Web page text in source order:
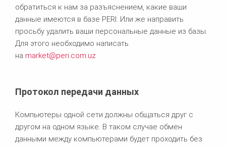
обратиться к нам за разъяснением, какие ваши
данные имеются в базе PERI. Или же направить
просьбу удалить ваши персональные данные из базы.
Для этого необходимо написать
на market@peri.com.uz
Протокол передачи данных
Компьютеры одной сети должны общаться друг с
другом на одном языке. В таком случае обмен
данными между компьютерами будет проходить без